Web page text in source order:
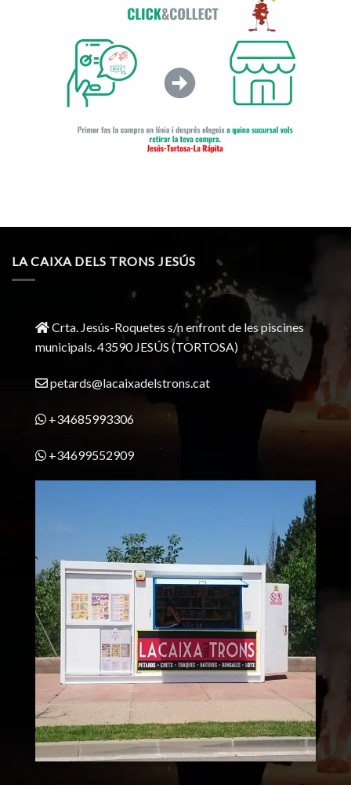
LA CAIXA DELS TRONS JESÚS
Crta. Jesús-Roquetes s/n enfront de les piscines
municipals. 43590 JESÚS (TORTOSA)
petards@lacaixadelstrons.cat
+34685993306
+34699552909